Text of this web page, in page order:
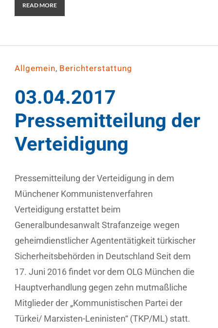
READ MORE
Allgemein, Berichterstattung
03.04.2017
Pressemitteilung der
Verteidigung
Pressemitteilung der Verteidigung in dem
Münchener Kommunistenverfahren
Verteidigung erstattet beim
Generalbundesanwalt Strafanzeige wegen
geheimdienstlicher Agententätigkeit türkischer
Sicherheitsbehörden in Deutschland Seit dem
17. Juni 2016 findet vor dem OLG München die
Hauptverhandlung gegen zehn mutmaßliche
Mitglieder der „Kommunistischen Partei der
Türkei/ Marxisten-Leninisten“ (TKP/ML) statt.